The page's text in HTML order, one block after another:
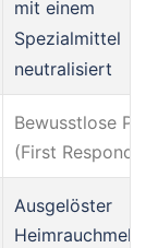
mit einem
Spezialmittel
neutralisiert
Bewusstlose
(First Responder)
Ausgelöster
Heimrauchmelder